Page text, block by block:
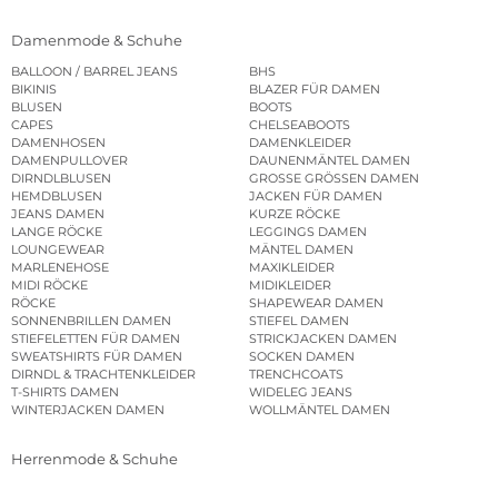
Damenmode & Schuhe
BALLOON / BARREL JEANS
BHS
BIKINIS
BLAZER FÜR DAMEN
BLUSEN
BOOTS
CAPES
CHELSEABOOTS
DAMENHOSEN
DAMENKLEIDER
DAMENPULLOVER
DAUNENMÄNTEL DAMEN
DIRNDLBLUSEN
GROSSE GRÖSSEN DAMEN
HEMDBLUSEN
JACKEN FÜR DAMEN
JEANS DAMEN
KURZE RÖCKE
LANGE RÖCKE
LEGGINGS DAMEN
LOUNGEWEAR
MÄNTEL DAMEN
MARLENEHOSE
MAXIKLEIDER
MIDI RÖCKE
MIDIKLEIDER
RÖCKE
SHAPEWEAR DAMEN
SONNENBRILLEN DAMEN
STIEFEL DAMEN
STIEFELETTEN FÜR DAMEN
STRICKJACKEN DAMEN
SWEATSHIRTS FÜR DAMEN
SOCKEN DAMEN
DIRNDL & TRACHTENKLEIDER
TRENCHCOATS
T-SHIRTS DAMEN
WIDELEG JEANS
WINTERJACKEN DAMEN
WOLLMÄNTEL DAMEN
Herrenmode & Schuhe